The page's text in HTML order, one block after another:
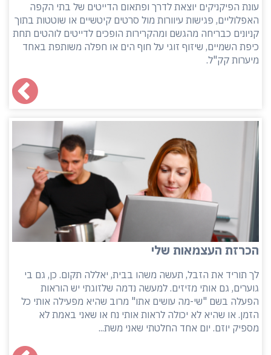
עונת הפיקניקים יוצאת לדרך ופתאום הדייטים של בתי הקפה
האפלוליים, פגישות עיוורות מול סרטים קיטשיים או שוטטות בתוך
קניונים כבריחה מהגשם ומהקרירות הופכים לדייטים לוהטים תחת
כיפת השמיים, שיזוף זוגי על חוף הים או חפלה משותפת באחד
מיערות קק"ל.
הכרזת העצמאות שלי
לך תוריד את הזבל, תעשה משהו בבית, יאללה תקום. כן, גם בי
גוערים, גם אותי מזיזים. למעשה נדמה שלזוגתי יש הוראות
הפעלה בשם "שי-מה עושים אתו" מרוב שהיא מפעילה אותי כל
הזמן. או שהיא לא יכולה לראות אותי נח או שאני באמת לא
מספיק יוזם. יום אחד החלטתי שאני משת...